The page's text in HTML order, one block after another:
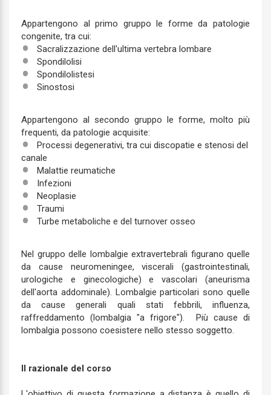
Appartengono al primo gruppo le forme da patologie
congenite, tra cui:
Sacralizzazione dell'ultima vertebra lombare
Spondilolisi
Spondilolistesi
Sinostosi
Appartengono al secondo gruppo le forme, molto più
frequenti, da patologie acquisite:
Processi degenerativi, tra cui discopatie e stenosi del
canale
Malattie reumatiche
Infezioni
Neoplasie
Traumi
Turbe metaboliche e del turnover osseo
Nel gruppo delle lombalgie extravertebrali figurano quelle
da cause neuromeningee, viscerali (gastrointestinali,
urologiche e ginecologiche) e vascolari (aneurisma
dell'aorta addominale). Lombalgie particolari sono quelle
da cause generali quali stati febbrili, influenza,
raffreddamento (lombalgia "a frigore"). Più cause di
lombalgia possono coesistere nello stesso soggetto.
Il razionale del corso